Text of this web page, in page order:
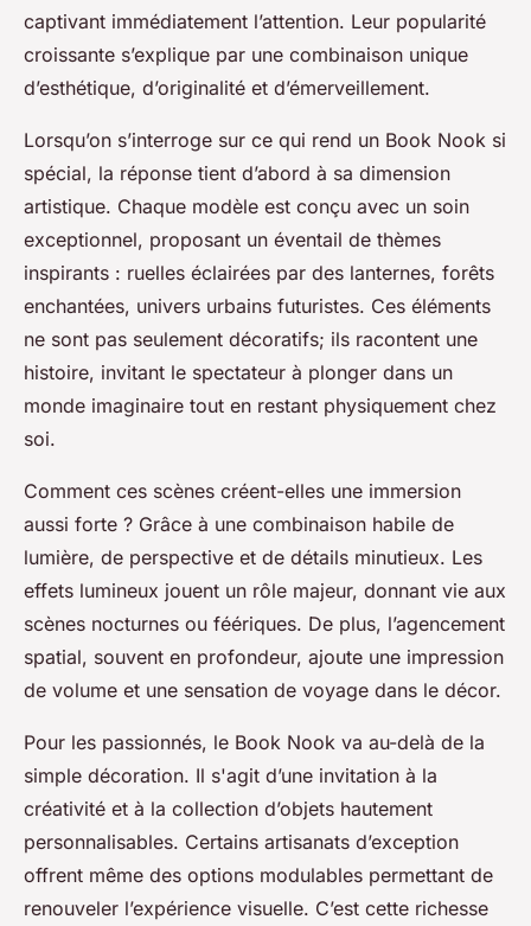
captivant immédiatement l’attention. Leur popularité
croissante s’explique par une combinaison unique
d’esthétique, d’originalité et d’émerveillement.
Lorsqu’on s’interroge sur ce qui rend un Book Nook si
spécial, la réponse tient d’abord à sa dimension
artistique. Chaque modèle est conçu avec un soin
exceptionnel, proposant un éventail de thèmes
inspirants : ruelles éclairées par des lanternes, forêts
enchantées, univers urbains futuristes. Ces éléments
ne sont pas seulement décoratifs; ils racontent une
histoire, invitant le spectateur à plonger dans un
monde imaginaire tout en restant physiquement chez
soi.
Comment ces scènes créent-elles une immersion
aussi forte ? Grâce à une combinaison habile de
lumière, de perspective et de détails minutieux. Les
effets lumineux jouent un rôle majeur, donnant vie aux
scènes nocturnes ou féériques. De plus, l’agencement
spatial, souvent en profondeur, ajoute une impression
de volume et une sensation de voyage dans le décor.
Pour les passionnés, le Book Nook va au-delà de la
simple décoration. Il s'agit d’une invitation à la
créativité et à la collection d’objets hautement
personnalisables. Certains artisanats d’exception
offrent même des options modulables permettant de
renouveler l’expérience visuelle. C’est cette richesse